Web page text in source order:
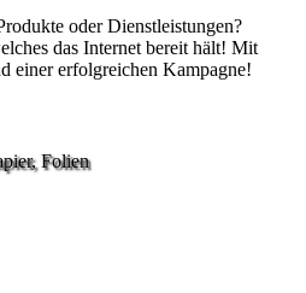
oder Dienstleistungen?
das Internet bereit hält! Mit
einer erfolgreichen Kampagne!
Folien